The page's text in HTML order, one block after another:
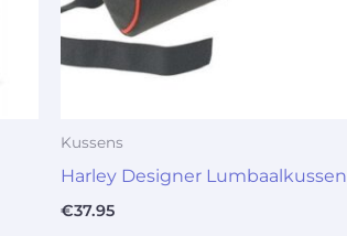
Kussens
Harley Designer Lumbaalkussen
€37.95